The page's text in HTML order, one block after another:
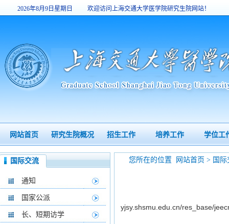
网站首页 研究生院概况 招生工作 培养工作 学位工
2026年8月9日星期日
7:36:52
欢迎访问上海交通大学医学院研究生院网站！
国际交流
通知
国家公派
长、短期访学
yjsy.shsmu.edu.cn/res_base/
您所在的位置 网站首页 > 国